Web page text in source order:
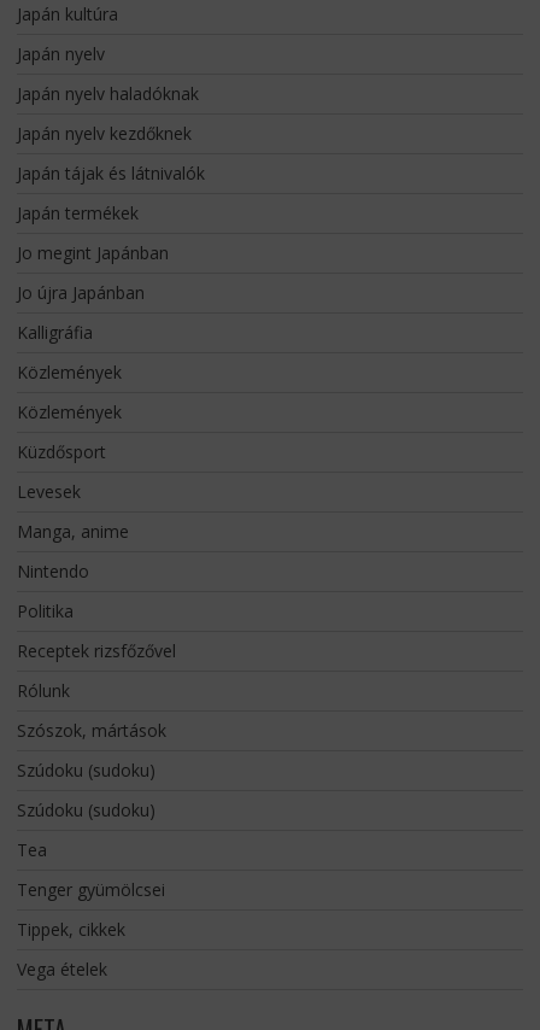
Japán kultúra
Japán nyelv
Japán nyelv haladóknak
Japán nyelv kezdőknek
Japán tájak és látnivalók
Japán termékek
Jo megint Japánban
Jo újra Japánban
Kalligráfia
Közlemények
Közlemények
Küzdősport
Levesek
Manga, anime
Nintendo
Politika
Receptek rizsfőzővel
Rólunk
Szószok, mártások
Szúdoku (sudoku)
Szúdoku (sudoku)
Tea
Tenger gyümölcsei
Tippek, cikkek
Vega ételek